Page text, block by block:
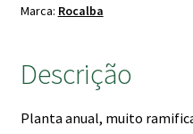
Marca: Rocalba
Descrição
Planta anual, muito